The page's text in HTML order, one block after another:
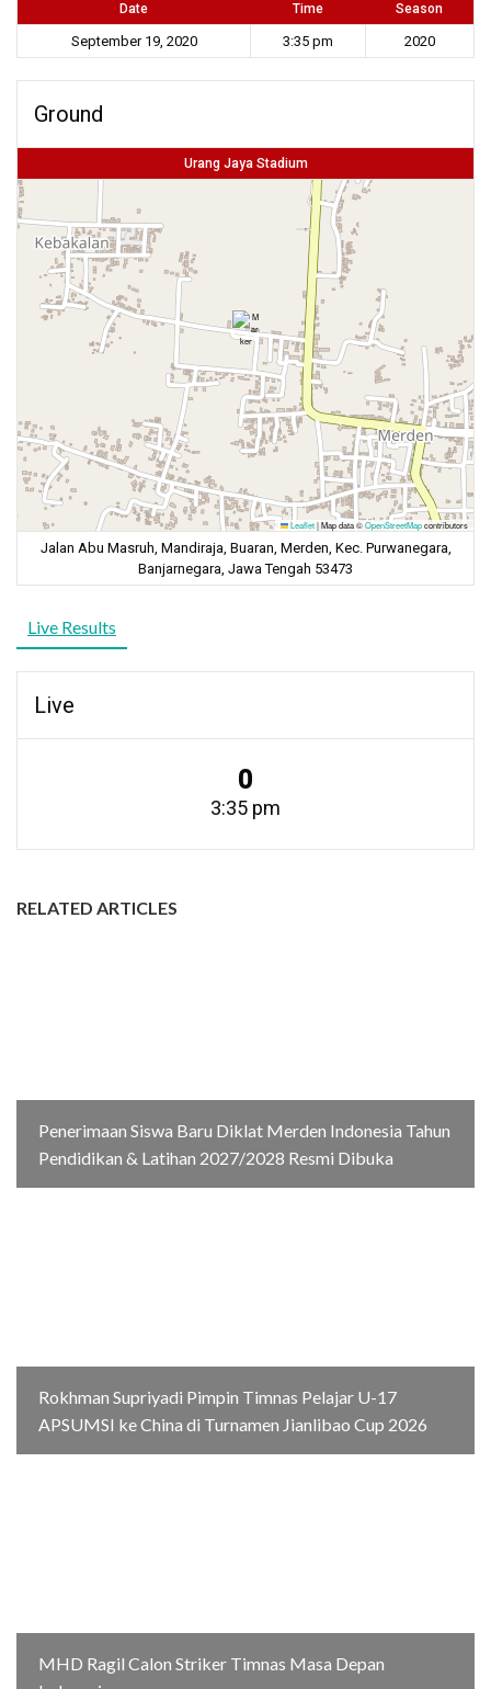
Date Time Season
September 19, 2020 3:35 pm 2020
Ground
Urang Jaya Stadium
Leaflet|Map data ©OpenStreetMapcontributors
Jalan Abu Masruh, Mandiraja, Buaran, Merden, Kec. Purwanegara,
Banjarnegara, Jawa Tengah 53473
Live Results
Live
0
3:35 pm
RELATED ARTICLES
Penerimaan Siswa Baru Diklat Merden Indonesia Tahun
Pendidikan & Latihan 2027/2028 Resmi Dibuka
Rokhman Supriyadi Pimpin Timnas Pelajar U-17
APSUMSI ke China di Turnamen Jianlibao Cup 2026
MHD Ragil Calon Striker Timnas Masa Depan